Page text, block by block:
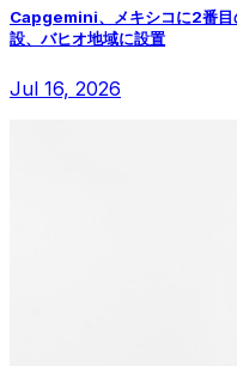
Capgemini、メキシコに2番目
設、バヒオ地域に設置
Jul 16, 2026